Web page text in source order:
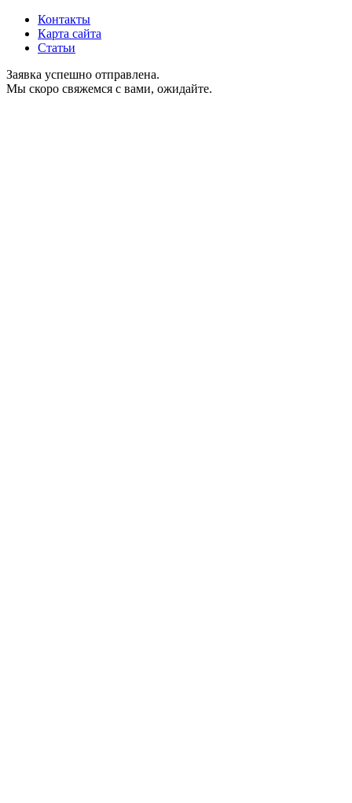
Контакты
Карта сайта
Статьи
Заявка успешно отправлена.
Мы скоро свяжемся с вами, ожидайте.